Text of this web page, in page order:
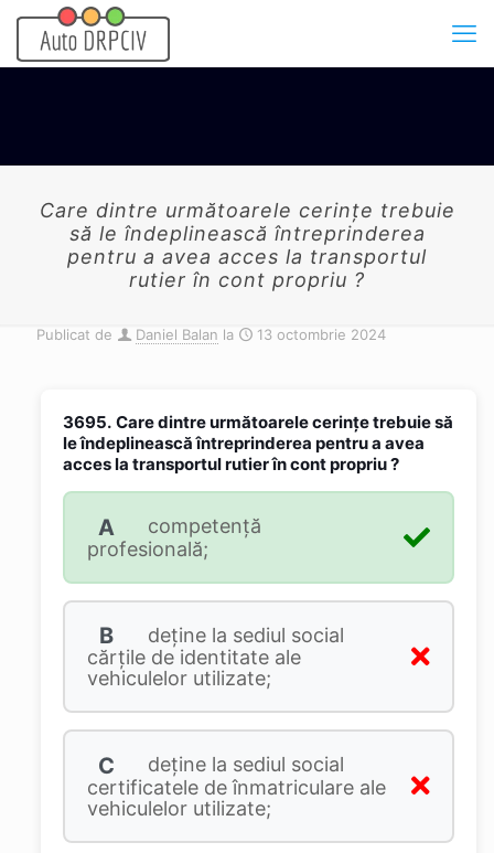
Care dintre următoarele cerinţe trebuie
să le îndeplinească întreprinderea
pentru a avea acces la transportul
rutier în cont propriu ?
Publicat de Daniel Balan la 13 octombrie 2024
3695. Care dintre următoarele cerinţe trebuie să
le îndeplinească întreprinderea pentru a avea
acces la transportul rutier în cont propriu ?
A
competenţă
profesională;
B
deţine la sediul social
cărţile de identitate ale
vehiculelor utilizate;
C
deţine la sediul social
certificatele de înmatriculare ale
vehiculelor utilizate;